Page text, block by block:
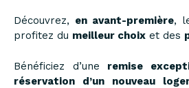
Découvrez, en avant-première,
profitez du meilleur choix et des
Bénéficiez d’une remise
réservation d’un nouveau